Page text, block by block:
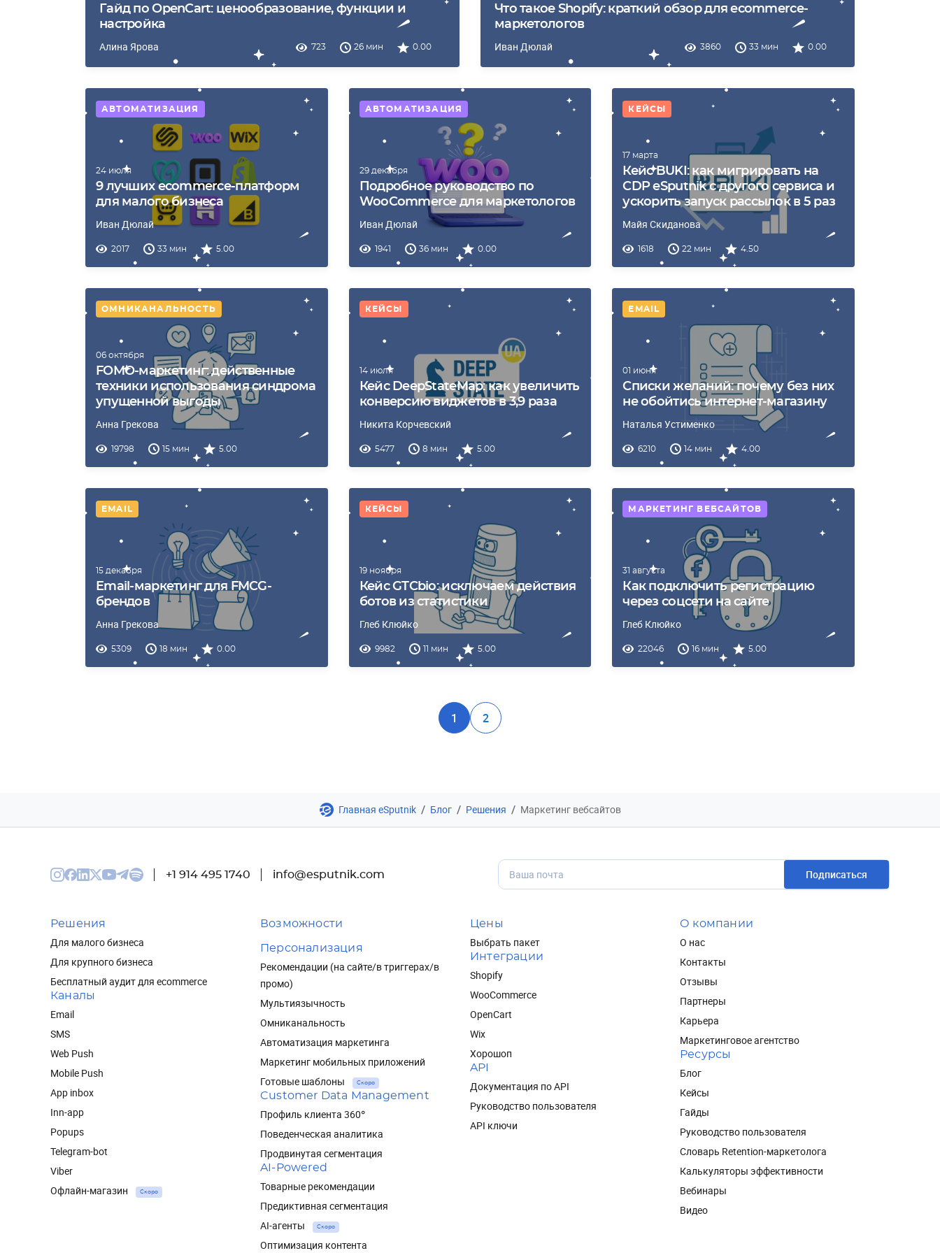
Гайд по OpenCart: ценообразование, функции и
настройка
Алина Ярова 723 26 мин 0.00
Что такое Shopify: краткий обзор для ecommerce-
маркетологов
Иван Дюлай 3860 33 мин 0.00
АВТОМАТИЗАЦИЯ
24 июля
9 лучших eсommerce-платформ
для малого бизнеса
Иван Дюлай
2017 33 мин 5.00
АВТОМАТИЗАЦИЯ
29 декабря
Подробное руководство по
WooCommerce для маркетологов
Иван Дюлай
1941 36 мин 0.00
КЕЙСЫ
17 марта
Кейс BUKI: как мигрировать на
CDP eSputnik с другого сервиса и
ускорить запуск рассылок в 5 раз
Майя Скиданова
1618 22 мин 4.50
ОМНИКАНАЛЬНОСТЬ
06 октября
FOMO-маркетинг: действенные
техники использования синдрома
упущенной выгоды
Анна Грекова
19798 15 мин 5.00
КЕЙСЫ
14 июля
Кейс DeepStateMap: как увеличить
конверсию виджетов в 3,9 раза
Никита Корчевский
5477 8 мин 5.00
EMAIL
01 июня
Списки желаний: почему без них
не обойтись интернет-магазину
Наталья Устименко
6210 14 мин 4.00
EMAIL
15 декабря
Email-маркетинг для FMCG-
брендов
Анна Грекова
5309 18 мин 0.00
КЕЙСЫ
19 ноября
Кейс GTCbio: исключаем действия
ботов из статистики
Глеб Клюйко
9982 11 мин 5.00
МАРКЕТИНГ ВЕБСАЙТОВ
31 августа
Как подключить регистрацию
через соцсети на сайте
Глеб Клюйко
22046 16 мин 5.00
1 2
Главная eSputnik / Блог / Решения / Маркетинг вебсайтов
+1 914 495 1740 info@esputnik.com Подписаться
Решения
Для малого бизнеса
Для крупного бизнеса
Бесплатный аудит для ecommerce
Каналы
Email
SMS
Web Push
Mobile Push
App inbox
Inn-app
Popups
Telegram-bot
Viber
Офлайн-магазин
Скоро
Возможности
Персонализация
Рекомендации (на сайте/в триггерах/в
промо)
Мультиязычность
Омниканальность
Автоматизация маркетинга
Маркетинг мобильных приложений
Готовые шаблоны
Скоро
Customer Data Management
Профиль клиента 360°
Поведенческая аналитика
Продвинутая сегментация
AI-Powered
Товарные рекомендации
Предиктивная сегментация
AI-агенты
Скоро
Оптимизация контента
Цены
Выбрать пакет
Интеграции
Shopify
WooCommerce
OpenCart
Wix
Хорошоп
API
Документация по API
Руководство пользователя
API ключи
О компании
О нас
Контакты
Отзывы
Партнеры
Карьера
Маркетинговое агентство
Ресурсы
Блог
Кейсы
Гайды
Руководство пользователя
Словарь Retention-маркетолога
Калькуляторы эффективности
Вебинары
Видео